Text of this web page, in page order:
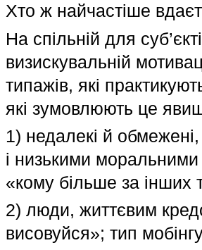
Хто ж найчастіше
На спільній для
визискувальній
типажів, які
які зумовлюють це
1) недалекі й
і низькими
«кому більше за інших
2) люди, життєвим
висовуйся»; тип